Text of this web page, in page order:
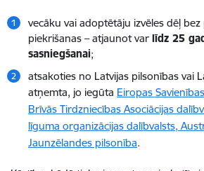
vecāku vai adoptētāju izvēles dēļ
piekrišanas – atjaunot var līdz 25
sasniegšanai;
atsakoties no Latvijas pilsonības vai
atņemta, jo iegūta Eiropas
Brīvās Tirdzniecības Asociācijas
līguma organizācijas dalībvalsts,
Jaunzēlandes pilsonība.